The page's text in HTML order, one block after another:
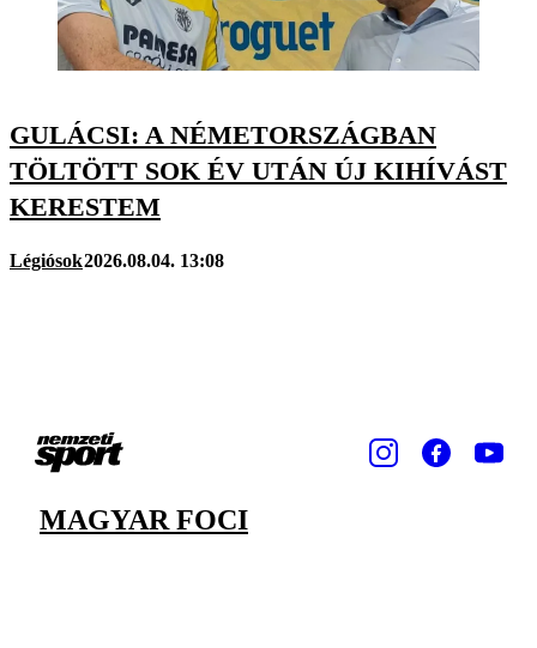
GULÁCSI: A NÉMETORSZÁGBAN
TÖLTÖTT SOK ÉV UTÁN ÚJ KIHÍVÁST
KERESTEM
Légiósok2026.08.04. 13:08
MAGYAR FOCI